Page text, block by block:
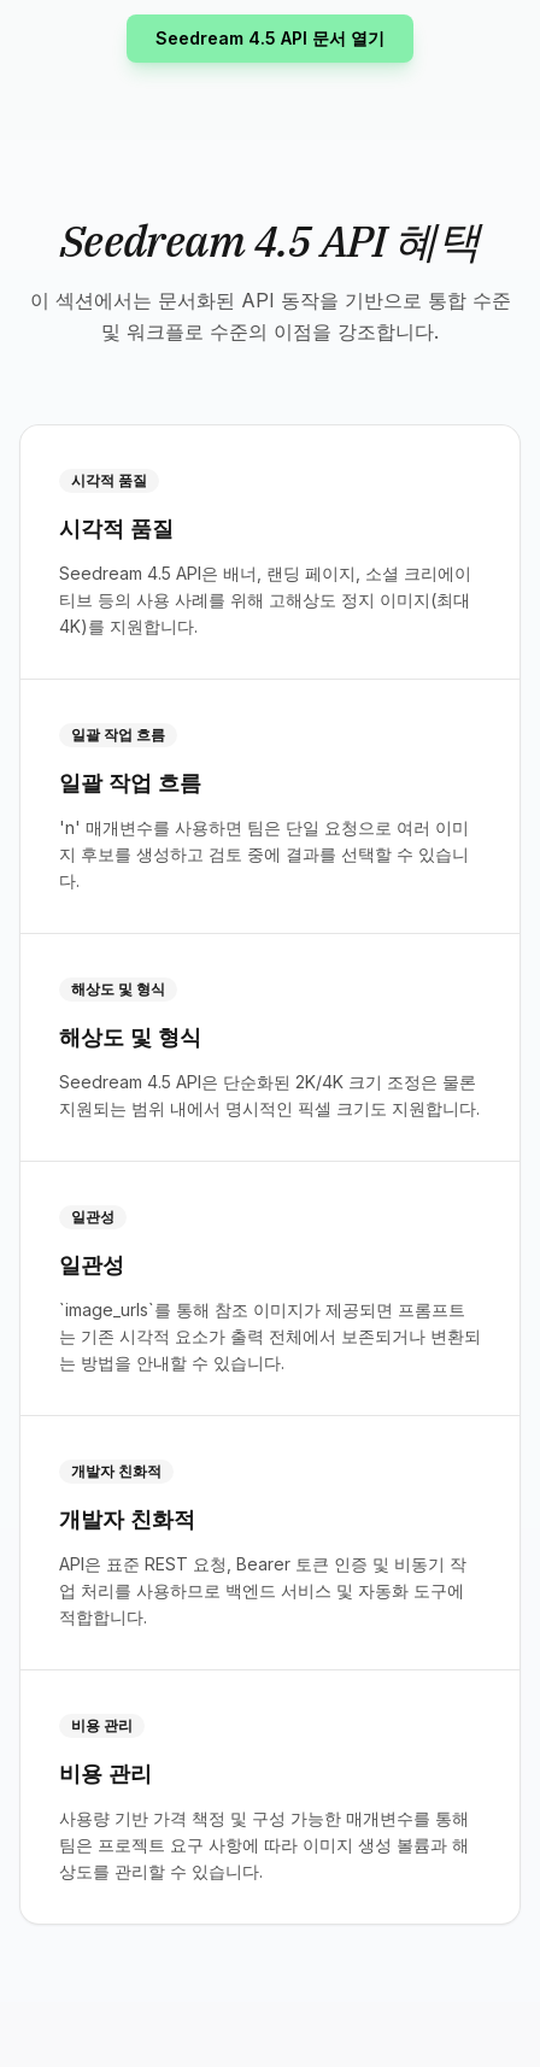
Seedream 4.5 API 문서 열기
Seedream 4.5 API 혜택
이 섹션에서는 문서화된 API 동작을 기반으로 통합 수준
및 워크플로 수준의 이점을 강조합니다.
시각적 품질
시각적 품질
Seedream 4.5 API은 배너, 랜딩 페이지, 소셜 크리에이
티브 등의 사용 사례를 위해 고해상도 정지 이미지(최대
4K)를 지원합니다.
일괄 작업 흐름
일괄 작업 흐름
'n' 매개변수를 사용하면 팀은 단일 요청으로 여러 이미
지 후보를 생성하고 검토 중에 결과를 선택할 수 있습니
다.
해상도 및 형식
해상도 및 형식
Seedream 4.5 API은 단순화된 2K/4K 크기 조정은 물론
지원되는 범위 내에서 명시적인 픽셀 크기도 지원합니다.
일관성
일관성
`image_urls`를 통해 참조 이미지가 제공되면 프롬프트
는 기존 시각적 요소가 출력 전체에서 보존되거나 변환되
는 방법을 안내할 수 있습니다.
개발자 친화적
개발자 친화적
API은 표준 REST 요청, Bearer 토큰 인증 및 비동기 작
업 처리를 사용하므로 백엔드 서비스 및 자동화 도구에
적합합니다.
비용 관리
비용 관리
사용량 기반 가격 책정 및 구성 가능한 매개변수를 통해
팀은 프로젝트 요구 사항에 따라 이미지 생성 볼륨과 해
상도를 관리할 수 있습니다.